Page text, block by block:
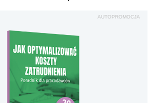
AUTOPROMOCJA